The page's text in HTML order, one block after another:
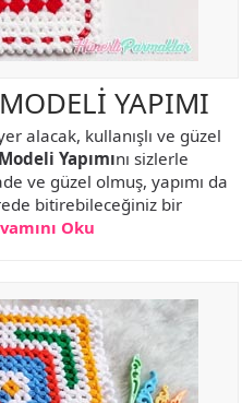
YAPIMI
alacak, kullanışlı ve güzel
Yapımını sizlerle
ve güzel olmuş, yapımı da
bitirebileceğiniz bir
Oku